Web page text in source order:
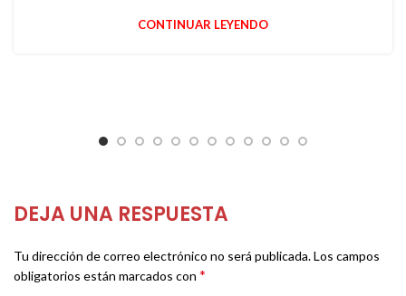
CONTINUAR LEYENDO
DEJA UNA RESPUESTA
Tu dirección de correo electrónico no será publicada.Los campos
obligatorios están marcados con *